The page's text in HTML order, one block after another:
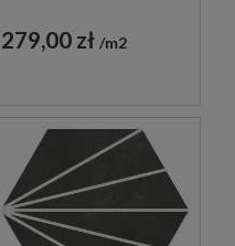
GRESOWE
279,00 zł m2